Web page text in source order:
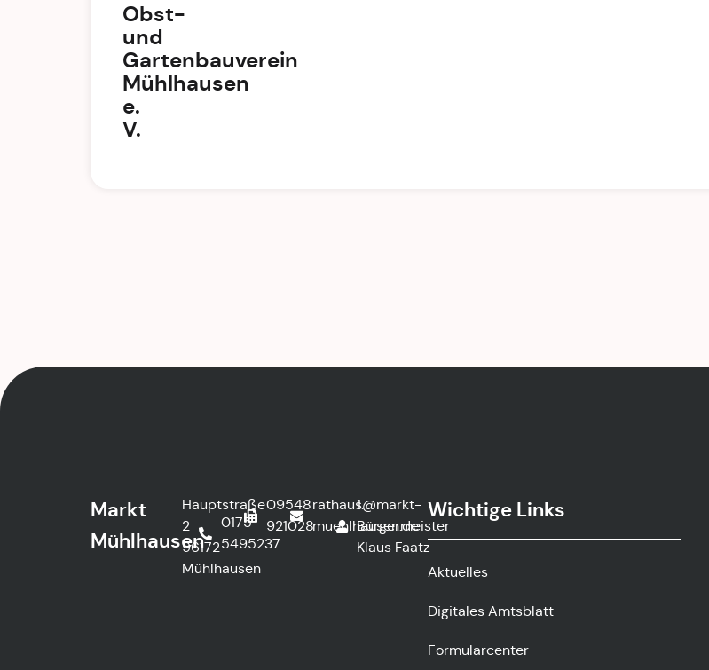
Obst-
und
Gartenbauverein
Mühlhausen
e.
V.
Markt
Mühlhausen
Hauptstraße
2
96172
Mühlhausen
0175
5495237
09548
921028
rathaus@markt-
muehlhausen.de
1.
Bürgermeister
Klaus Faatz
Wichtige Links
Aktuelles
Digitales Amtsblatt
Formularcenter